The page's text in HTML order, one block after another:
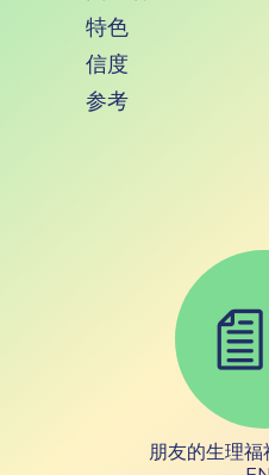
特色
信度
参考
朋友的生理福